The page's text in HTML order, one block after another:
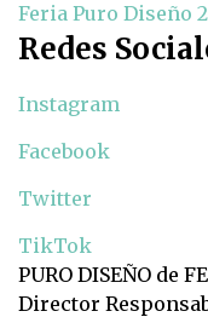
Feria Puro Diseño
Redes
Instagram
Facebook
Twitter
TikTok
PURO DISEÑO de
Director